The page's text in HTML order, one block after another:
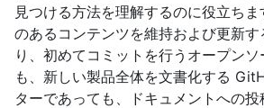
見つける方法を理解するのに役立ち
のあるコンテンツを維持および更新
り、初めてコミットを行うオープン
も、新しい製品全体を文書化する
ターであっても、ドキュメントへの